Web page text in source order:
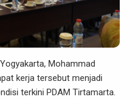
Mohammad
kerja tersebut menjadi
terkini PDAM Tirtamarta.